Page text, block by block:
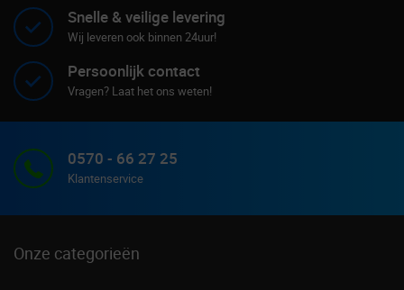
Snelle & veilige levering
Wij leveren ook binnen 24uur!
Persoonlijk contact
Vragen? Laat het ons weten!
0570 - 66 27 25
Klantenservice
Onze categorieën